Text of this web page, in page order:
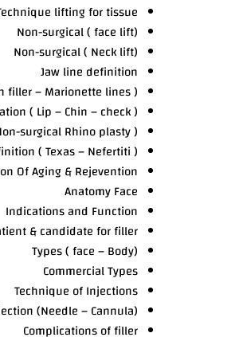
lifting for tissue
(Non-surgical ( face lift
(Non-surgical ( Neck lift
Jaw line definition
filler – Marionette lines )
( Lip – Chin – check )
surgical Rhino plasty )
( Texas – Nefertiti )
Of Aging & Rejevention
Anatomy Face
Indications and Function
& candidate for filler
Types ( face – Body)
Commercial Types
Technique of Injections
(Needle – Cannula) )
Complications of filler